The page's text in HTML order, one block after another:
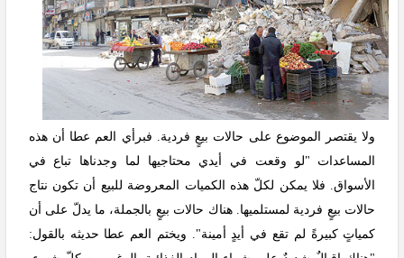
ولا يقتصر الموضوع على حالات بيعٍ فردية. فبرأي العم عطا أن هذه
المساعدات "لو وقعت في أيدي محتاجيها لما وجدناها تباع في
الأسواق. فلا يمكن لكلّ هذه الكميات المعروضة للبيع أن تكون نتاج
حالات بيعٍ فردية لمستلميها. هناك حالات بيعٍ بالجملة، ما يدلّ على أن
كمياتٍ كبيرةً لم تقع في أيدٍ أمينة". ويختم العم عطا حديثه بالقول: